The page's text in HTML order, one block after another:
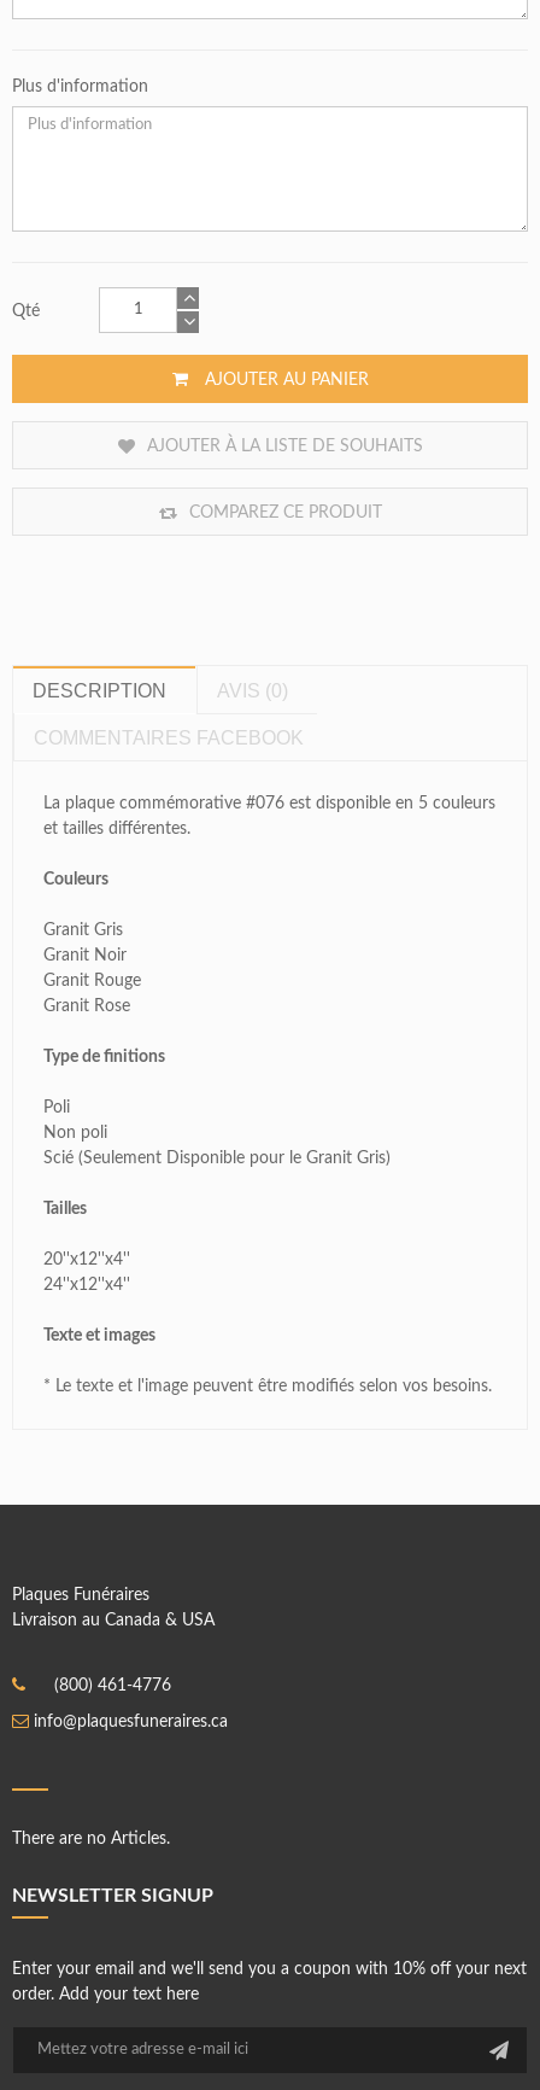
Plus d'information
Qté
AJOUTER AU PANIER
AJOUTER À LA LISTE DE SOUHAITS
COMPAREZ CE PRODUIT
DESCRIPTION AVIS (0)
COMMENTAIRES FACEBOOK
La plaque commémorative #076 est disponible en 5 couleurs
et tailles différentes.
Couleurs
Granit Gris
Granit Noir
Granit Rouge
Granit Rose
Type de finitions
Poli
Non poli
Scié (Seulement Disponible pour le Granit Gris)
Tailles
20''x12''x4''
24''x12''x4''
Texte et images
* Le texte et l'image peuvent être modifiés selon vos besoins.
Plaques Funéraires
Livraison au Canada & USA
(800) 461-4776
info@plaquesfuneraires.ca
There are no Articles.
NEWSLETTER SIGNUP
Enter your email and we'll send you a coupon with 10% off your next
order. Add your text here